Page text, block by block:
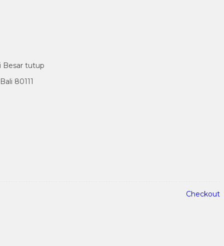
Besar tutup
80111
Checkout